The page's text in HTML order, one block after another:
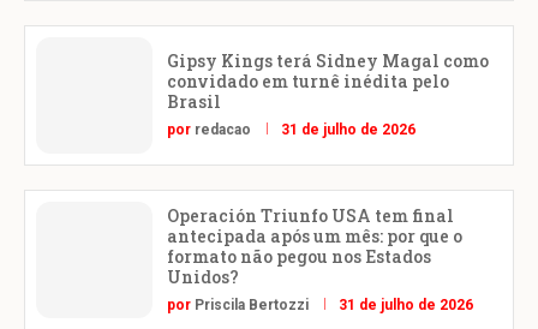
Gipsy Kings terá Sidney Magal como
convidado em turnê inédita pelo
Brasil
por redacao 31 de julho de 2026
Operación Triunfo USA tem final
antecipada após um mês: por que o
formato não pegou nos Estados
Unidos?
por Priscila Bertozzi 31 de julho de 2026